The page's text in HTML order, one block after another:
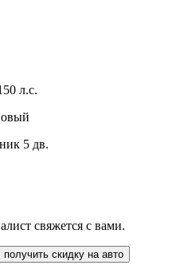
л.с.
5 дв.
свяжется с вами.
получить скидку на авто